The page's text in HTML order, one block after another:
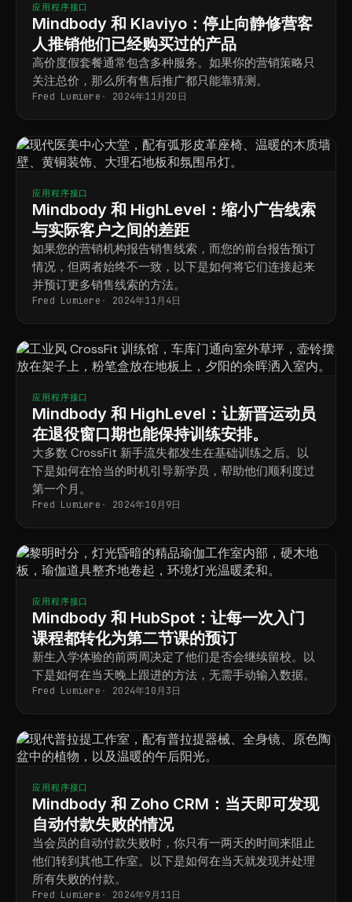
应用程序接口
Mindbody 和 Klaviyo：停止向静修营客
人推销他们已经购买过的产品
高价度假套餐通常包含多种服务。如果你的营销策略只
关注总价，那么所有售后推广都只能靠猜测。
Fred Lumiere 2024年11月20日
应用程序接口
Mindbody 和 HighLevel：缩小广告线索
与实际客户之间的差距
如果您的营销机构报告销售线索，而您的前台报告预订
情况，但两者始终不一致，以下是如何将它们连接起来
并预订更多销售线索的方法。
Fred Lumiere 2024年11月4日
应用程序接口
Mindbody 和 HighLevel：让新晋运动员
在退役窗口期也能保持训练安排。
大多数 CrossFit 新手流失都发生在基础训练之后。以
下是如何在恰当的时机引导新学员，帮助他们顺利度过
第一个月。
Fred Lumiere 2024年10月9日
应用程序接口
Mindbody 和 HubSpot：让每一次入门
课程都转化为第二节课的预订
新生入学体验的前两周决定了他们是否会继续留校。以
下是如何在当天晚上跟进的方法，无需手动输入数据。
Fred Lumiere 2024年10月3日
应用程序接口
Mindbody 和 Zoho CRM：当天即可发现
自动付款失败的情况
当会员的自动付款失败时，你只有一两天的时间来阻止
他们转到其他工作室。以下是如何在当天就发现并处理
所有失败的付款。
Fred Lumiere 2024年9月11日